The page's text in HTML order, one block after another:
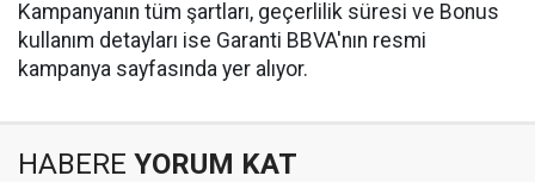
Kampanyanın tüm şartları, geçerlilik süresi ve Bonus
kullanım detayları ise Garanti BBVA'nın resmi
kampanya sayfasında yer alıyor.
HABERE YORUM KAT